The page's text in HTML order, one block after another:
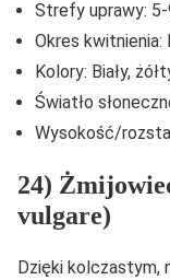
Strefy uprawy:
Okres kwitnienia:
Kolory: Biały,
Światło
Wysokość/
24)
vulgare)
Dzięki kolczastym,